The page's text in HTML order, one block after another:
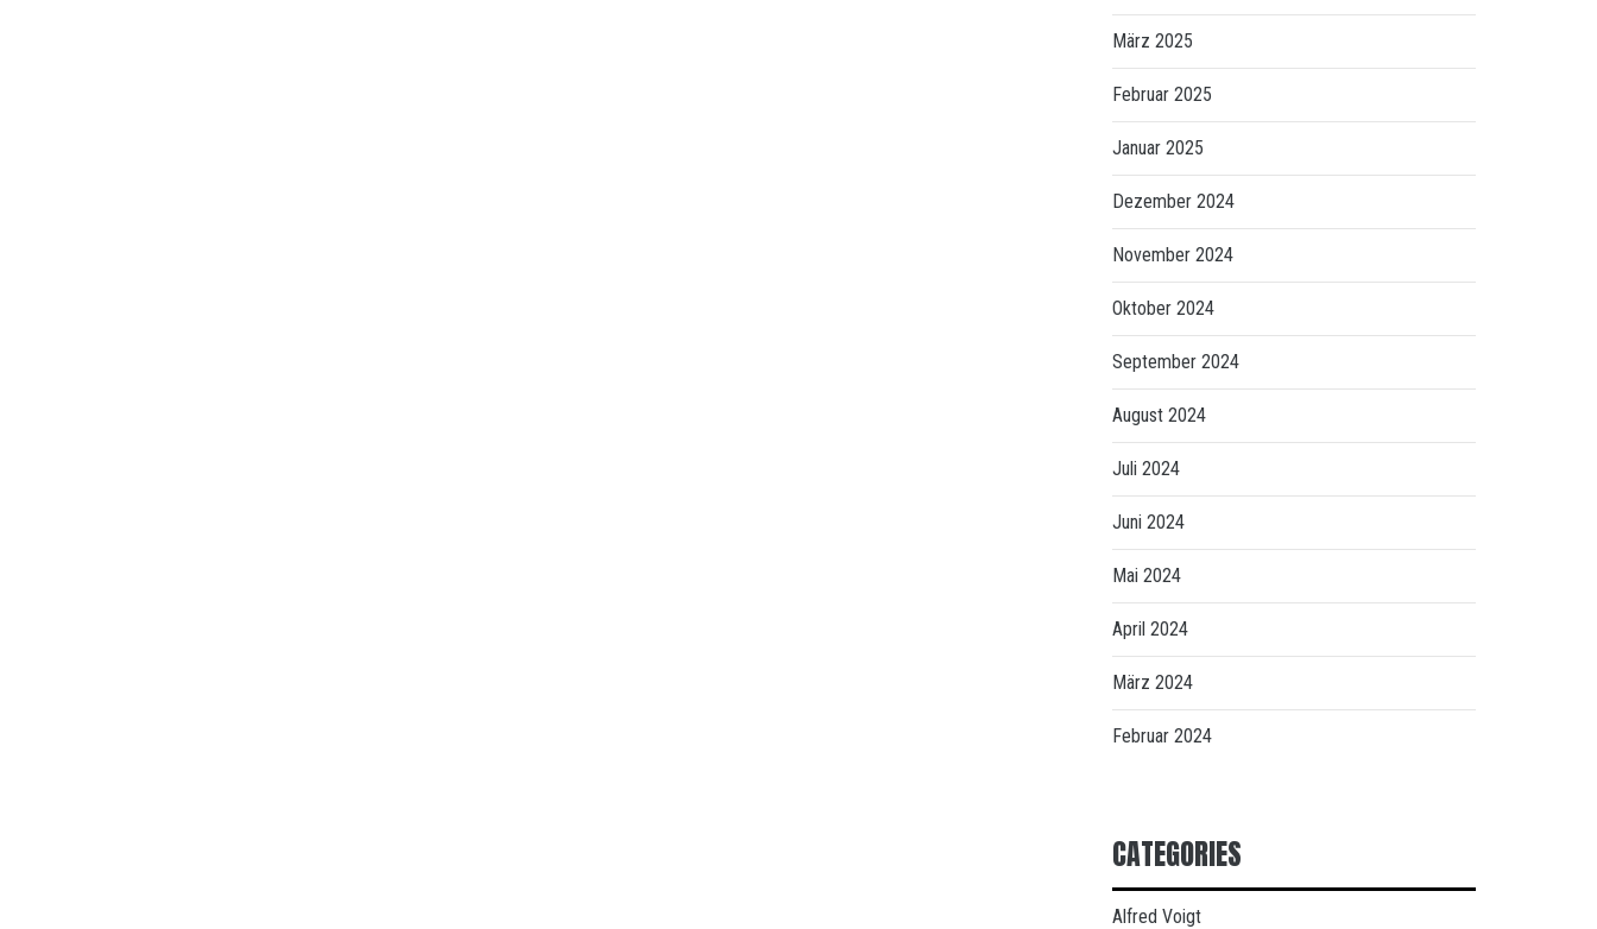
März 2025
Februar 2025
Januar 2025
Dezember 2024
November 2024
Oktober 2024
September 2024
August 2024
Juli 2024
Juni 2024
Mai 2024
April 2024
März 2024
Februar 2024
CATEGORIES
Alfred Voigt